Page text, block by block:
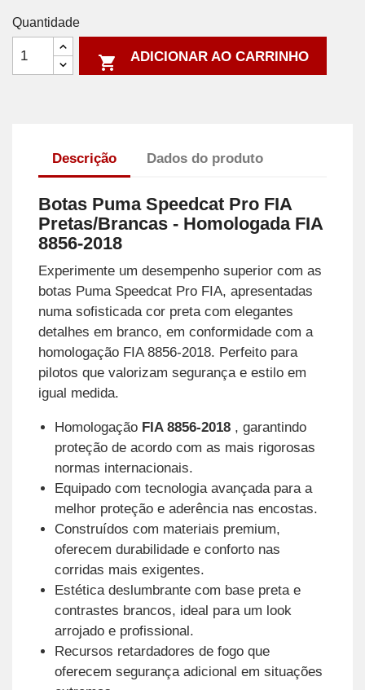
Quantidade
 ADICIONAR AO CARRINHO
Descrição Dados do produto
Botas Puma Speedcat Pro FIA
Pretas/Brancas - Homologada FIA
8856-2018
Experimente um desempenho superior com as
botas Puma Speedcat Pro FIA, apresentadas
numa sofisticada cor preta com elegantes
detalhes em branco, em conformidade com a
homologação FIA 8856-2018. Perfeito para
pilotos que valorizam segurança e estilo em
igual medida.
Homologação FIA 8856-2018, garantindo
proteção de acordo com as mais rigorosas
normas internacionais.
Equipado com tecnologia avançada para a
melhor proteção e aderência nas encostas.
Construídos com materiais premium,
oferecem durabilidade e conforto nas
corridas mais exigentes.
Estética deslumbrante com base preta e
contrastes brancos, ideal para um look
arrojado e profissional.
Recursos retardadores de fogo que
oferecem segurança adicional em situações